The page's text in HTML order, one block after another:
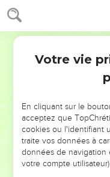
Psaumes 148
ne passera pas.
Depuis la terre,
et grands animaux des
feu et grêle, neige et
à sa parole, chantez la
Montagnes et toutes
cèdres,
animaux sauvages et
oiseaux, chantez la
Rois de la terre et
dirigeants du monde,
Votre vie
En cliquant sur le
acceptez que
cookies ou l'identifiant
traite vos données à
données de navigation
votre compte